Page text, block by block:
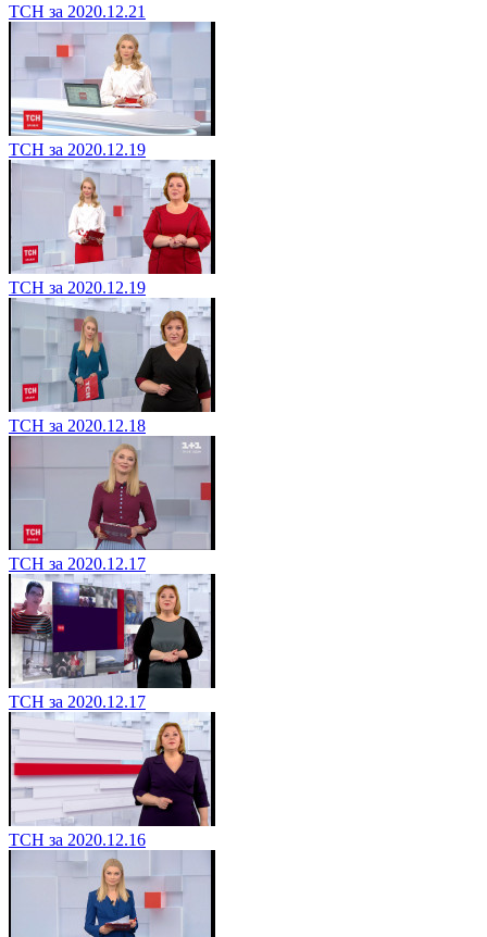
ТСН за 2020.12.21
ТСН за 2020.12.19
ТСН за 2020.12.19
ТСН за 2020.12.18
ТСН за 2020.12.17
ТСН за 2020.12.17
ТСН за 2020.12.16